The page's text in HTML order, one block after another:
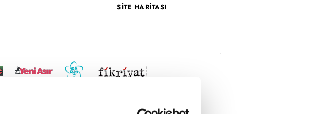
SİTE HARİTASI